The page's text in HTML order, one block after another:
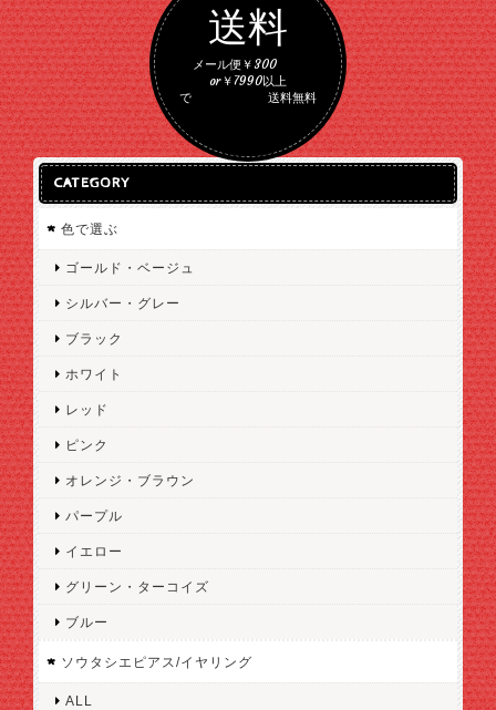
送料
メール便￥300
or￥7990以上
で 送料無料
CATEGORY
色で選ぶ
ゴールド・ベージュ
シルバー・グレー
ブラック
ホワイト
レッド
ピンク
オレンジ・ブラウン
パープル
イエロー
グリーン・ターコイズ
ブルー
ソウタシエピアス/イヤリング
ALL